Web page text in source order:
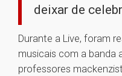
deixar de
Durante a Live, foram
musicais com a banda
professores